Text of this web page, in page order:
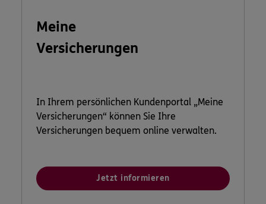
Meine
Versicherungen
In Ihrem persönlichen Kundenportal „Meine
Versicherungen“ können Sie Ihre
Versicherungen bequem online verwalten.
Jetzt informieren